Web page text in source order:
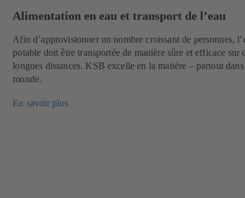
Alimentation en eau et transport de l’eau
Afin d’approvisionner un nombre croissant de personnes,
potable doit être transportée de manière sûre et efficace sur
longues distances. KSB excelle en la matière – partout
monde.
En savoir plus